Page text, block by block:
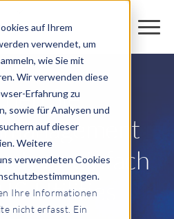
auf Ihrem
verwendet, um
wie Sie mit
Wir verwenden diese
Erfahrung zu
sowie für Analysen und
auf dieser
Weitere
verwendeten Cookies
Ihre Informationen
nicht erfasst. Ein
Sie
einfach
Utilities